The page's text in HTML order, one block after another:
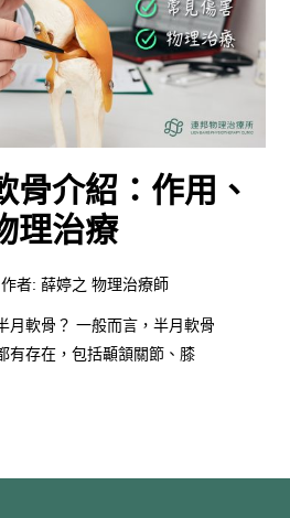
骨介紹：作用、
理治療
者: 薛婷之 物理治療師
月軟骨？ 一般而言，半月軟骨
有存在，包括顳頷關節、膝